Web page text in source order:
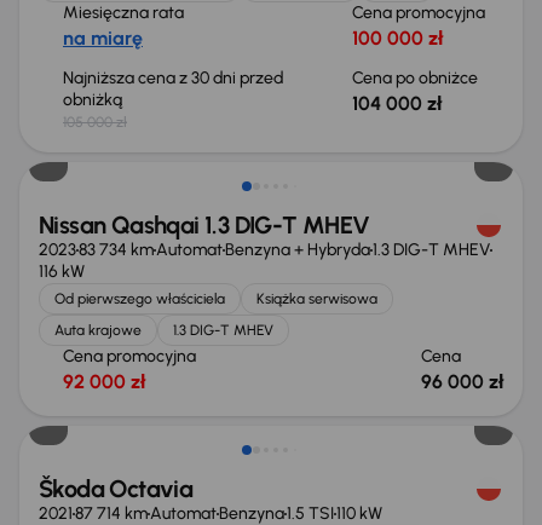
Miesięczna rata
na miarę
Cena promocyjna
100 000 zł
Najniższa cena z 30 dni przed
obniżką
105 000 zł
Cena po obniżce
104 000 zł
Możliwość odliczenia VAT
Nissan Qashqai 1.3 DIG-T MHEV
202383 734 kmAutomatBenzyna + Hybryda1.3 DIG-T MHEV
116 kW
Od pierwszego właściciela
Książka serwisowa
Auta krajowe
1.3 DIG-T MHEV
Cena promocyjna
92 000 zł
Cena
96 000 zł
Możliwość odliczenia VAT
Škoda Octavia
202187 714 kmAutomatBenzyna1.5 TSI110 kW